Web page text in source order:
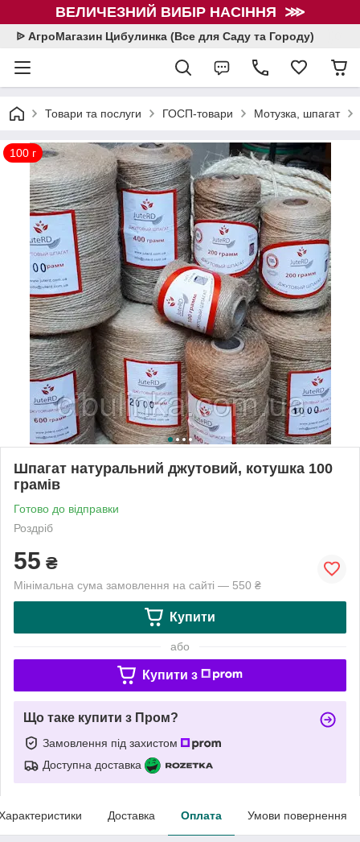
ВЕЛИЧЕЗНИЙ ВИБІР НАСІННЯ ⋙
ᐉ АгроМагазин Цибулинка (Все для Саду та Городу)
Товари та послуги ГОСП-товари Мотузка, шпагат
100 г
Шпагат натуральний джутовий, котушка 100
грамів
Готово до відправки
Роздріб
55 ₴
Мінімальна сума замовлення на сайті — 550 ₴
Купити
або
Купити з
Що таке купити з Пром?
Замовлення під захистом
Доступна доставка
Доставка Оплата Умови повернення